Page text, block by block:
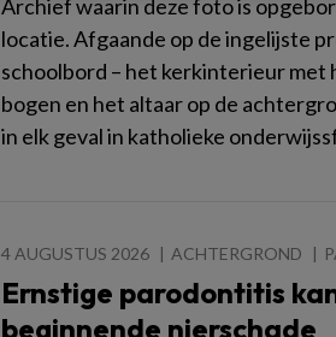
Archief waarin deze foto is
locatie. Afgaande op de ingelijste
schoolbord – het kerkinterieur met
bogen en het altaar op de
in elk geval in katholieke
4 AUGUSTUS 2026 ACHTERGROND
Ernstige parodontitis
beginnende nierschade